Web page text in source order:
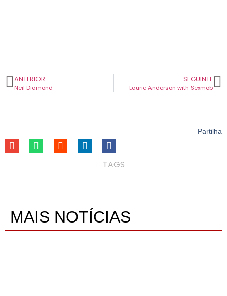
ANTERIOR
Neil Diamond
SEGUINTE
Laurie Anderson with Sexmob
Partilha
TAGS
MAIS NOTÍCIAS